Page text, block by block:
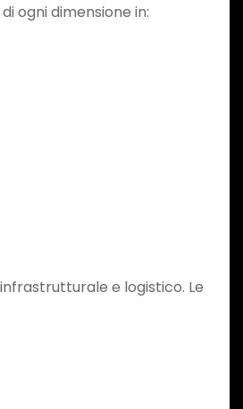
ogni dimensione in:
e logistico. Le